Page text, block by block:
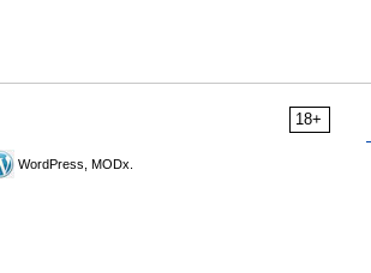
18+
WordPress, MODx.